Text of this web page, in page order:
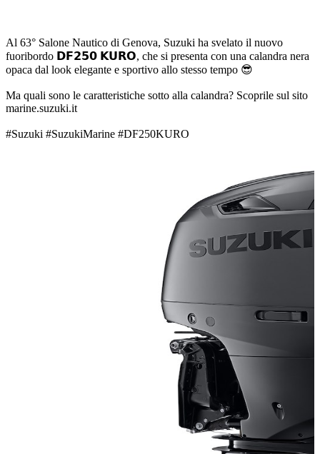
Al 63° Salone Nautico di Genova, Suzuki ha svelato il nuovo
fuoribordo 𝗗𝗙𝟮𝟱𝟬 𝗞𝗨𝗥𝗢, che si presenta con una calandra nera
opaca dal look elegante e sportivo allo stesso tempo 😎
Ma quali sono le caratteristiche sotto alla calandra? Scoprile sul sito
marine.suzuki.it
#Suzuki #SuzukiMarine #DF250KURO